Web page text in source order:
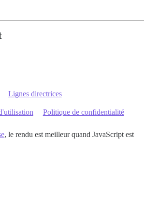
Lignes directrices
Politique de confidentialité
, le rendu est meilleur quand JavaScript est